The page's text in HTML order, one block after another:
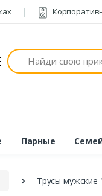
Поиск
Парные
Трусы мужские